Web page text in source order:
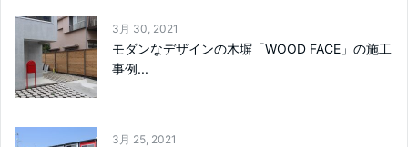
3月 30, 2021
モダンなデザインの木塀「WOOD FACE」の施工
事例...
3月 25, 2021